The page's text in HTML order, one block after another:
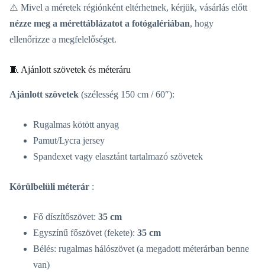
⚠️ Mivel a méretek régiónként eltérhetnek, kérjük, vásárlás előtt
nézze meg a mérettáblázatot a fotógalériában, hogy
ellenőrizze a megfelelőséget.
🧵 Ajánlott szövetek és méteráru
Ajánlott szövetek (szélesség 150 cm / 60″):
Rugalmas kötött anyag
Pamut/Lycra jersey
Spandexet vagy elasztánt tartalmazó szövetek
Körülbelüli méterár :
Fő díszítőszövet: 35 cm
Egyszínű főszövet (fekete): 35 cm
Bélés: rugalmas hálószövet (a megadott méterárban benne
van)